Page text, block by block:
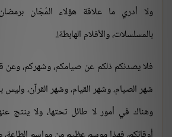
ولا أدري ما علاقة هؤلاء المُجّان
بالمسلسلات، والأفلام الهابطة!.
فلا يصدنكم ذلكم عن صيامكم، وشهركم، وعن
شهر الصيام، وشهر القيام، وشهر القرآن، وليس
وهناك في أمور لا طائل تحتها، ولا ينتج